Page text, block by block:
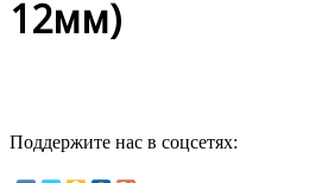
12мм)
Поддержите нас в соцсетях: